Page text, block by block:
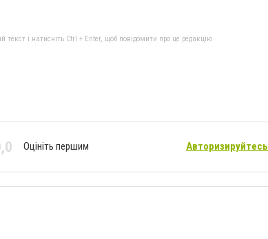
текст і натисніть Ctrl + Enter, щоб повідомити про це редакцію
Оцініть першим Авторизируйтесь